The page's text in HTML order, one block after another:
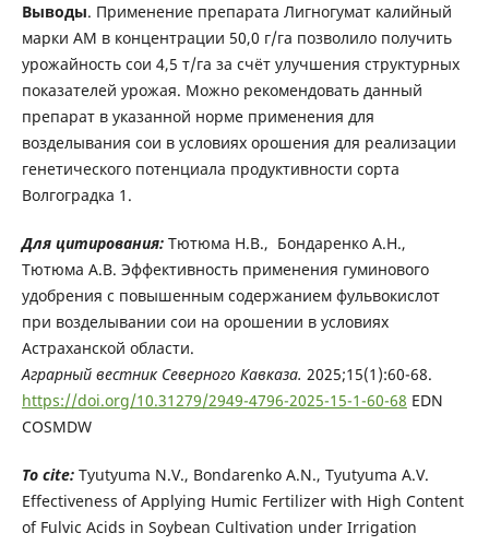
Выводы. Применение препарата Лигногумат калийный
марки АМ в концентрации 50,0 г/га позволило получить
урожайность сои 4,5 т/га за счёт улучшения структурных
показателей урожая. Можно рекомендовать данный
препарат в указанной норме применения для
возделывания сои в условиях орошения для реализации
генетического потенциала продуктивности сорта
Волгоградка 1.
Для цитирования:Тютюма Н.В., Бондаренко А.Н.,
Тютюма А.В. Эффективность применения гуминового
удобрения с повышенным содержанием фульвокислот
при возделывании сои на орошении в условиях
Астраханской области.
Аграрный вестник Северного Кавказа. 2025;15(1):60-68.
https://doi.org/10.31279/2949-4796-2025-15-1-60-68 EDN
COSMDW
To cite: Tyutyuma N.V., Bondarenko A.N., Tyutyuma A.V.
Effectiveness of Applying Humic Fertilizer with High Content
of Fulvic Acids in Soybean Cultivation under Irrigation